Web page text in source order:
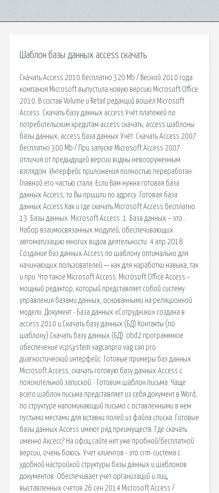
Шаблон базы данных access скачать
Скачать Access 2010 бесплатно 320 Mb / Весной 2010 года
компания Microsoft выпустила новую версию Microsoft Office
2010. В состав Volume и Retail редакций вошёл Microsoft
Access. Скачать базу данных access Учёт платежей по
потребительским кредитам access скачать; access шаблоны
базы данных; access база данных Учёт. Скачать Access 2007
бесплатно 300 Mb / При запуске Microsoft Access 2007
отличия от предыдущей версии видны невооруженным
взглядом. Интерфейс приложения полностью переработан.
Главной его частью стала. Если Вам нужна готовая база
данных Access, то Вы пришли по адресу. Готовая база
данных Access Как и где скачать Microsoft Access бесплатно.
13. Базы данных. Microsoft Access. 1. База данных – это…
Набор взаимосвязанных модулей, обеспечивающих
автоматизацию многих видов деятельности. 4 апр 2018
Создание баз данных Access по шаблону оптимально для
начинающих пользователей — как для наработки навыка, так
и при. Что такое Microsoft Access. Microsoft Office Access –
мощный редактор, который представляет собой систему
управления базами данных, основанными на реляционной
модели. Документ - База данных «Сотрудники» создана в
access 2010 и Скачать базу данных (БД) Контакты (по
шаблону) Скачать базу данных (БД). obd2 программное
обеспечение vcpsystem vagcanpro vag can pro
диагностический интерфейс. Готовые примеры баз данных
Microsoft Access, скачать готовую базу данных Access с
пояснительной запиской. · Готовим шаблон письма. Чаще
всего шаблон письма представляет из себя документ в Word,
по структуре напоминающий письмо с оставленными в нем
пустыми местами для вставки полей из файла списка. Готовые
базы данных Access имеют ряд преимуществ. Где скачать
именно Аксесс? На офиц.сайте нет уже пробной/бесплатной
версии, очень боюсь. Учет клиентов - это crm-система с
удобной настройкой структуры базы данных и шаблонов
документов. Обеспечивает учет организаций и лиц,
выставленных счетов 26 сен 2014 Microsoft Access /